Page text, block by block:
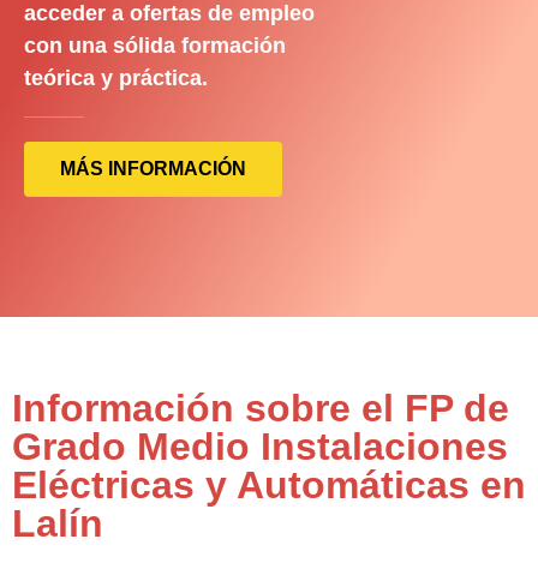
acceder a ofertas de empleo
con una sólida formación
teórica y práctica.
MÁS INFORMACIÓN
Información sobre el FP de
Grado Medio Instalaciones
Eléctricas y Automáticas en
Lalín